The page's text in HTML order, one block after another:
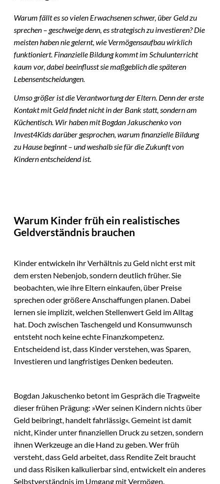
Warum fällt es so vielen Erwachsenen schwer, über Geld zu
sprechen – geschweige denn, es strategisch zu investieren? Die
meisten haben nie gelernt, wie Vermögensaufbau wirklich
funktioniert. Finanzielle Bildung kommt im Schulunterricht
kaum vor, dabei beeinflusst sie maßgeblich die späteren
Lebensentscheidungen.
Umso größer ist die Verantwortung der Eltern. Denn der erste
Kontakt mit Geld findet nicht in der Bank statt, sondern am
Küchentisch. Wir haben mit Bogdan Jakuschenko von
Invest4Kids darüber gesprochen, warum finanzielle Bildung
zu Hause beginnt – und weshalb sie für die Zukunft von
Kindern entscheidend ist.
Warum Kinder früh ein realistisches
Geldverständnis brauchen
Kinder entwickeln ihr Verhältnis zu Geld nicht erst mit
dem ersten Nebenjob, sondern deutlich früher. Sie
beobachten, wie ihre Eltern einkaufen, über Preise
sprechen oder größere Anschaffungen planen. Dabei
lernen sie implizit, welchen Stellenwert Geld im Alltag
hat. Doch zwischen Taschengeld und Konsumwunsch
entsteht noch keine echte Finanzkompetenz.
Entscheidend ist, dass Kinder verstehen, was Sparen,
Investieren und langfristiges Denken bedeuten.
Bogdan Jakuschenko betont im Gespräch die Tragweite
dieser frühen Prägung: »Wer seinen Kindern nichts über
Geld beibringt, handelt fahrlässig«. Gemeint ist damit
nicht, Kinder unter finanziellen Druck zu setzen, sondern
ihnen Werkzeuge an die Hand zu geben. Wer früh
versteht, dass Geld arbeitet, dass Rendite Zeit braucht
und dass Risiken kalkulierbar sind, entwickelt ein anderes
Selbstverständnis im Umgang mit Vermögen.